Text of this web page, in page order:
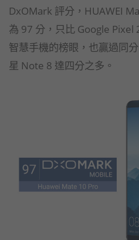
DxOMark 評分，HUAWEI
為 97 分，只比 Google Pixel
智慧手機的榜眼，也贏過同
星 Note 8 達四分之多。